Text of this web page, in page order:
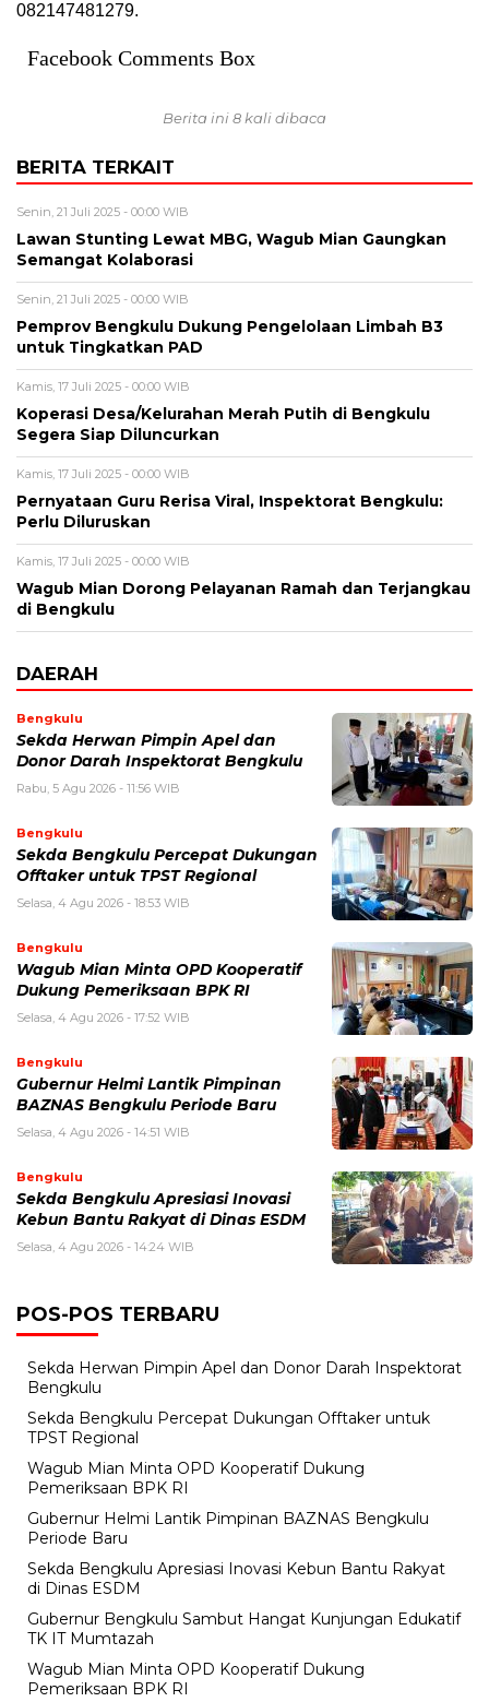
082147481279.
Facebook Comments Box
Berita ini 8 kali dibaca
BERITA TERKAIT
Senin, 21 Juli 2025 - 00:00 WIB
Lawan Stunting Lewat MBG, Wagub Mian Gaungkan
Semangat Kolaborasi
Senin, 21 Juli 2025 - 00:00 WIB
Pemprov Bengkulu Dukung Pengelolaan Limbah B3
untuk Tingkatkan PAD
Kamis, 17 Juli 2025 - 00:00 WIB
Koperasi Desa/Kelurahan Merah Putih di Bengkulu
Segera Siap Diluncurkan
Kamis, 17 Juli 2025 - 00:00 WIB
Pernyataan Guru Rerisa Viral, Inspektorat Bengkulu:
Perlu Diluruskan
Kamis, 17 Juli 2025 - 00:00 WIB
Wagub Mian Dorong Pelayanan Ramah dan Terjangkau
di Bengkulu
DAERAH
Bengkulu
Sekda Herwan Pimpin Apel dan
Donor Darah Inspektorat Bengkulu
Rabu, 5 Agu 2026 - 11:56 WIB
Bengkulu
Sekda Bengkulu Percepat Dukungan
Offtaker untuk TPST Regional
Selasa, 4 Agu 2026 - 18:53 WIB
Bengkulu
Wagub Mian Minta OPD Kooperatif
Dukung Pemeriksaan BPK RI
Selasa, 4 Agu 2026 - 17:52 WIB
Bengkulu
Gubernur Helmi Lantik Pimpinan
BAZNAS Bengkulu Periode Baru
Selasa, 4 Agu 2026 - 14:51 WIB
Bengkulu
Sekda Bengkulu Apresiasi Inovasi
Kebun Bantu Rakyat di Dinas ESDM
Selasa, 4 Agu 2026 - 14:24 WIB
POS-POS TERBARU
Sekda Herwan Pimpin Apel dan Donor Darah Inspektorat
Bengkulu
Sekda Bengkulu Percepat Dukungan Offtaker untuk
TPST Regional
Wagub Mian Minta OPD Kooperatif Dukung
Pemeriksaan BPK RI
Gubernur Helmi Lantik Pimpinan BAZNAS Bengkulu
Periode Baru
Sekda Bengkulu Apresiasi Inovasi Kebun Bantu Rakyat
di Dinas ESDM
Gubernur Bengkulu Sambut Hangat Kunjungan Edukatif
TK IT Mumtazah
Wagub Mian Minta OPD Kooperatif Dukung
Pemeriksaan BPK RI